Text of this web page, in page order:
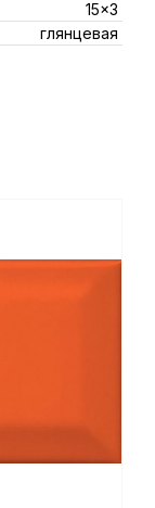
15x3
глянцевая